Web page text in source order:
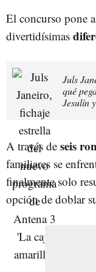
El concurso pone
divertidísimas
Juls
qué
Jesulín
A través de seis
familiares se
finalmente solo
opción de doblar